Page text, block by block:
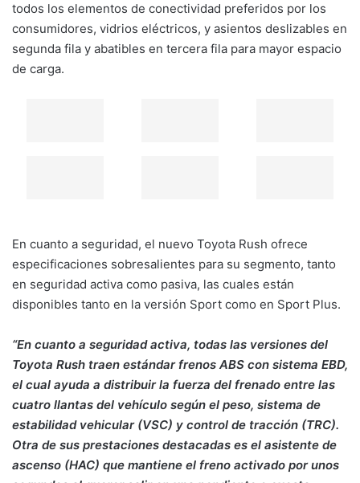
todos los elementos de conectividad preferidos por los
consumidores, vidrios eléctricos, y asientos deslizables en
segunda fila y abatibles en tercera fila para mayor espacio
de carga.
En cuanto a seguridad, el nuevo Toyota Rush ofrece
especificaciones sobresalientes para su segmento, tanto
en seguridad activa como pasiva, las cuales están
disponibles tanto en la versión Sport como en Sport Plus.
“En cuanto a seguridad activa, todas las versiones del
Toyota Rush traen estándar frenos ABS con sistema EBD,
el cual ayuda a distribuir la fuerza del frenado entre las
cuatro llantas del vehículo según el peso, sistema de
estabilidad vehicular (VSC) y control de tracción (TRC).
Otra de sus prestaciones destacadas es el asistente de
ascenso (HAC) que mantiene el freno activado por unos